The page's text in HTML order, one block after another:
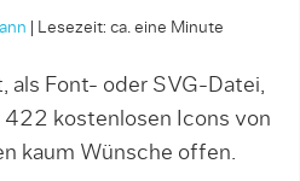
Lesezeit: ca. eine Minute
als Font- oder SVG-Datei,
kostenlosen Icons von
kaum Wünsche offen.